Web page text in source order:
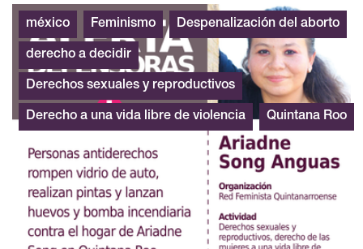
méxico Feminismo Despenalización del aborto
derecho a decidir
Derechos sexuales y reproductivos
Derecho a una vida libre de violencia Quintana Roo